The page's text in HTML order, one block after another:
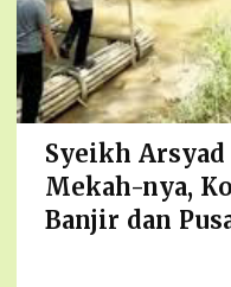
Syeikh
Mekah-nya,
Banjir dan